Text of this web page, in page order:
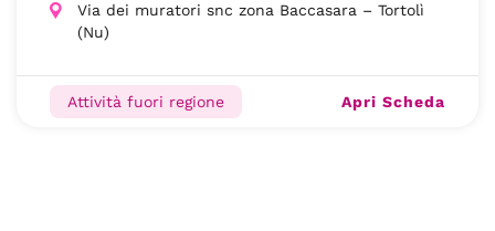
Via dei muratori snc zona Baccasara – Tortolì
(Nu)
Attività fuori regione Apri Scheda